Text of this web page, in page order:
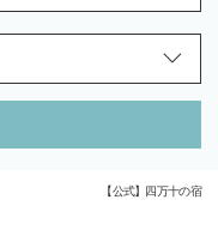
【公式】四万十の宿